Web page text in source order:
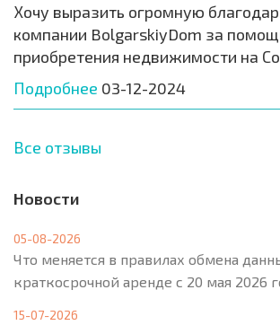
Хочу выразить огромную
компании BolgarskiyDom за
приобретения недвижимости на
Подробнее 03-12-2024
Все отзывы
Новости
05-08-2026
Что меняется в правилах обмена
краткосрочной аренде с 20 мая 2026
15-07-2026